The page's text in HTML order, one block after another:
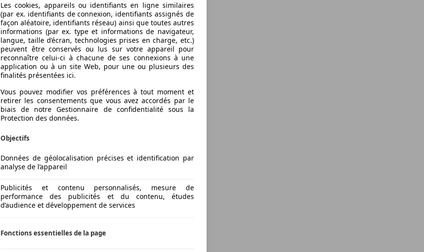
Les cookies, appareils ou identifiants en ligne similaires
(par ex. identifiants de connexion, identifiants assignés de
façon aléatoire, identifiants réseau) ainsi que toutes autres
informations (par ex. type et informations de navigateur,
langue, taille d’écran, technologies prises en charge, etc.)
peuvent être conservés ou lus sur votre appareil pour
reconnaître celui-ci à chacune de ses connexions à une
application ou à un site Web, pour une ou plusieurs des
finalités présentées ici.
Vous pouvez modifier vos préférences à tout moment et
retirer les consentements que vous avez accordés par le
biais de notre Gestionnaire de confidentialité sous la
Protection des données.
Objectifs
Données de géolocalisation précises et identification par
analyse de l’appareil
Publicités et contenu personnalisés, mesure de
performance des publicités et du contenu, études
d’audience et développement de services
Fonctions essentielles de la page